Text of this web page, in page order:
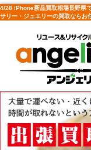
4/28 iPhone新品買取相場長野県
サリー・ジュエリーの買取ならお